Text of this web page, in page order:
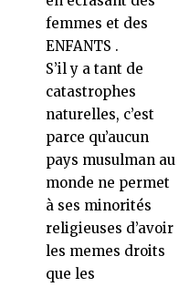
femmes et des
ENFANTS .
S’il y a tant de
catastrophes
naturelles, c’est
parce qu’aucun
pays musulman au
monde ne permet
à ses minorités
religieuses d’avoir
les memes droits
que les